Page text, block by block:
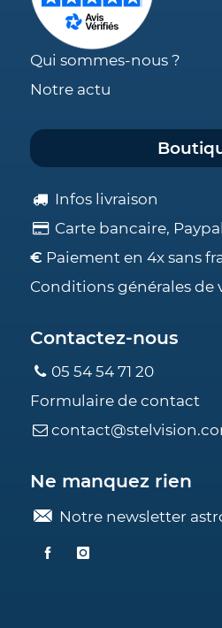
Qui sommes-nous ?
Notre actu
Infos livraison
Carte bancaire,
€ Paiement en 4x sans
Conditions générales de
Contactez-nous
05 54 54 71 20
Formulaire de contact
Ne manquez rien
Notre newsletter